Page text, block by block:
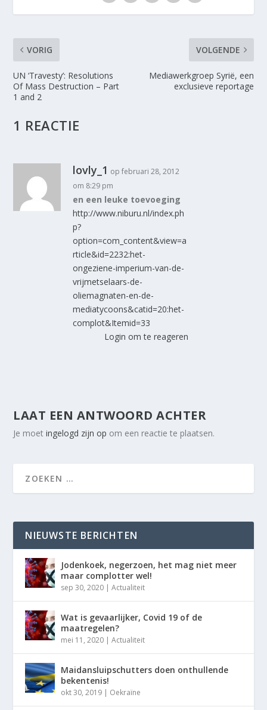
VORIG
UN ‘Travesty’: Resolutions
Of Mass Destruction – Part
1 and 2
VOLGENDE
Mediawerkgroep Syrië, een
exclusieve reportage
1 REACTIE
lovly_1 op februari 28, 2012
om 8:29 pm
en een leuke toevoeging
http://www.niburu.nl/index.ph
p?
option=com_content&view=a
rticle&id=2232:het-
ongeziene-imperium-van-de-
vrijmetselaars-de-
oliemagnaten-en-de-
mediatycoons&catid=20:het-
complot&Itemid=33
Login om te reageren
LAAT EEN ANTWOORD ACHTER
Je moetingelogd zijn op om een reactie te plaatsen.
NIEUWSTE BERICHTEN
Jodenkoek, negerzoen, het mag niet meer
maar complotter wel!
sep 30, 2020 |Actualiteit
Wat is gevaarlijker, Covid 19 of de
maatregelen?
mei 11, 2020 |Actualiteit
Maidansluipschutters doen onthullende
bekentenis!
okt 30, 2019 | Oekraïne